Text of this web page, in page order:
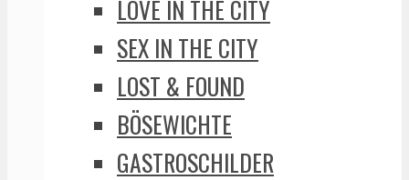
LOVE IN THE CITY
SEX IN THE CITY
LOST & FOUND
BÖSEWICHTE
GASTROSCHILDER